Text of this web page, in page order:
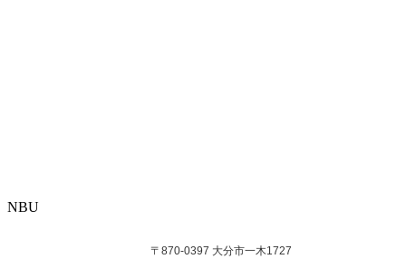
NBU
〒870-0397 大分市一木1727